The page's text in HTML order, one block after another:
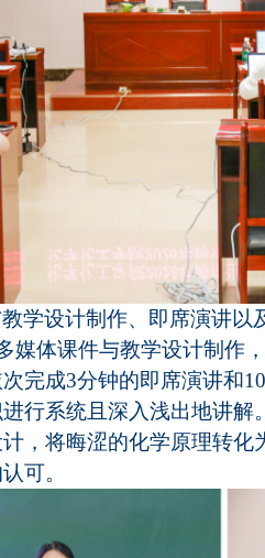
学设计制作、即席演讲以
媒体课件与教学设计制作
完成3分钟的即席演讲和
行系统且深入浅出地讲
，将晦涩的化学原理转
可。